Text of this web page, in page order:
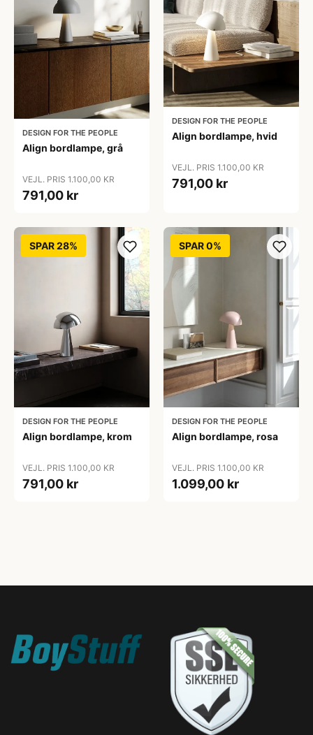
DESIGN FOR THE PEOPLE
Align bordlampe, grå
VEJL. PRIS 1.100,00 KR
791,00 kr
DESIGN FOR THE PEOPLE
Align bordlampe, hvid
VEJL. PRIS 1.100,00 KR
791,00 kr
SPAR 28%
DESIGN FOR THE PEOPLE
Align bordlampe, krom
VEJL. PRIS 1.100,00 KR
791,00 kr
SPAR 0%
DESIGN FOR THE PEOPLE
Align bordlampe, rosa
VEJL. PRIS 1.100,00 KR
1.099,00 kr